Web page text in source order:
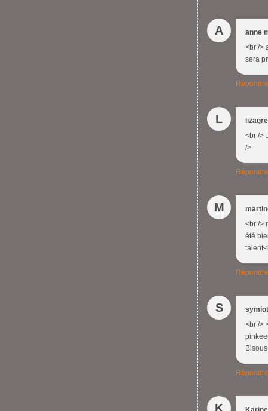
A
anne
<br />
sera
Répondre
L
<br />
/>
Répondre
M
<br />
été
Répondre
S
<br />
Répondre
K